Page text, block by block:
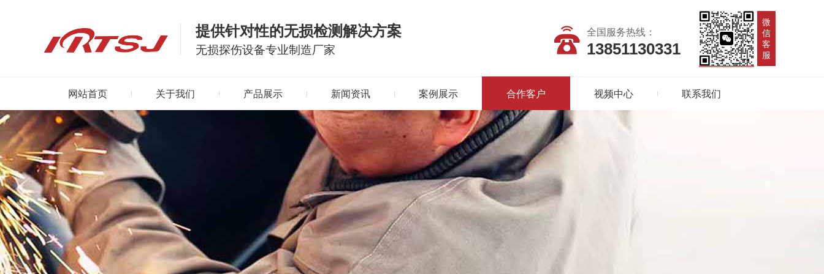
微
信
客
服
提供针对性的无损检测解决方案
无损探伤设备专业制造厂家
全国服务热线：
13851130331
网站首页 关于我们 产品展示 新闻资讯 案例展示 合作客户 视频中心 联系我们